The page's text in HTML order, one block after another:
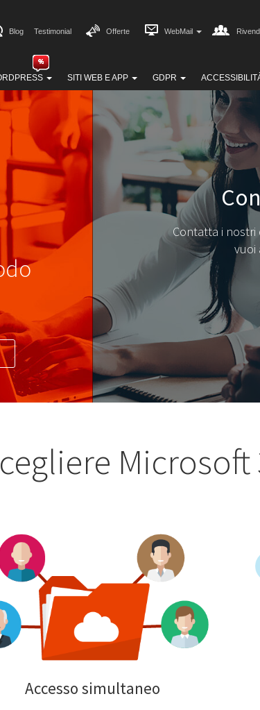
SITI WEB E APP GDPR
Blog Testimonial Offerte WebMail
Contatta i nostri
vuoi
Microsoft
Accesso simultaneo